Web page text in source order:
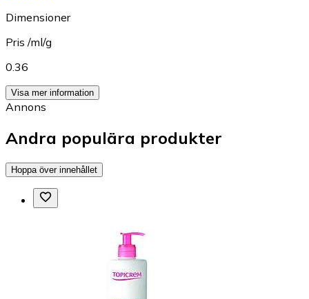
Dimensioner
Pris /ml/g
0.36
Visa mer information
Annons
Andra populära produkter
Hoppa över innehållet